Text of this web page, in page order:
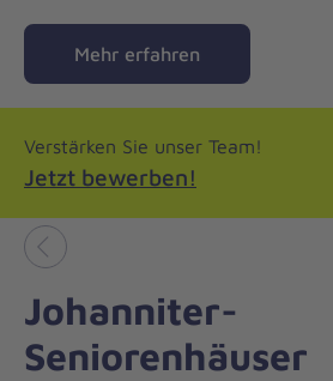
Mehr erfahren
Verstärken Sie unser Team!
Jetzt bewerben!
Vorheriges
Johanniter-
Seniorenhäuser